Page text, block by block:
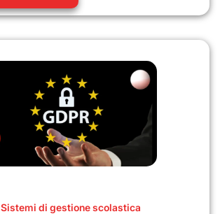
Sistemi di gestione scolastica